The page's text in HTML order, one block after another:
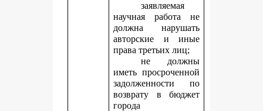
заявляемая
научная работа не
должна нарушать
авторские и иные
права третьих лиц;
не должны
иметь просроченной
задолженности по
возврату в бюджет
города